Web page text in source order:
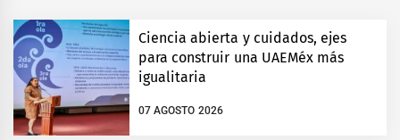
Ciencia abierta y cuidados, ejes
para construir una UAEMéx más
igualitaria
07 AGOSTO 2026